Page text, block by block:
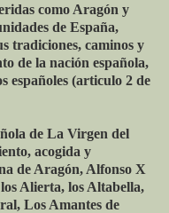
como Aragón y
de España,
tradiciones, caminos y
de la nación española,
españoles (articulo 2 de
de La Virgen del
acogida y
de Aragón, Alfonso X
Alierta, los Altabella,
Los Amantes de